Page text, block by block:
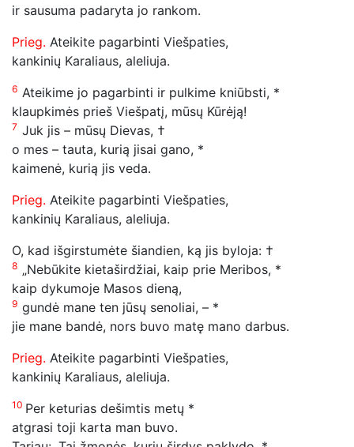
ir sausuma padaryta jo rankom.
Prieg. Ateikite pagarbinti Viešpaties,
kankinių Karaliaus, aleliuja.
6 Ateikime jo pagarbinti ir pulkime kniūbsti, *
klaupkimės prieš Viešpatį, mūsų Kūrėją!
7 Juk jis – mūsų Dievas, †
o mes – tauta, kurią jisai gano, *
kaimenė, kurią jis veda.
Prieg. Ateikite pagarbinti Viešpaties,
kankinių Karaliaus, aleliuja.
O, kad išgirstumėte šiandien, ką jis byloja: †
8 „Nebūkite kietaširdžiai, kaip prie Meribos, *
kaip dykumoje Masos dieną,
9 gundė mane ten jūsų senoliai, – *
jie mane bandė, nors buvo matę mano darbus.
Prieg. Ateikite pagarbinti Viešpaties,
kankinių Karaliaus, aleliuja.
10 Per keturias dešimtis metų *
atgrasi toji karta man buvo.